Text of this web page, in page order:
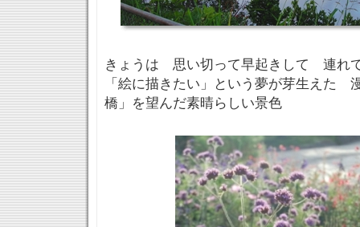
きょうは 思い切って早起きして 連れ
「絵に描きたい」という夢が芽生えた
橋」を望んだ素晴らしい景色